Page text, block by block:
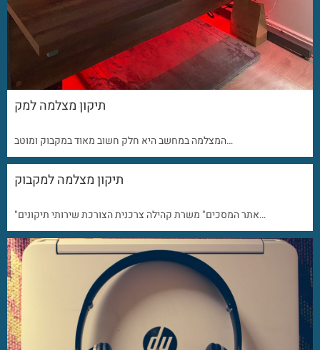
תיקון מצלמה למק
המצלמה במחשב היא חלק חשוב מאוד במקבוק ומוטב…
תיקון מצלמה למקבוק
"אתר המסכים" משרת קהילה צרכנית הצורכת שירותי תיקונים…